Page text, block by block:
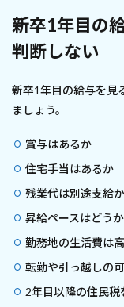
新卒1年目の
判断しない
新卒1年目の給与を見
ましょう。
賞与はあるか
住宅手当はあるか
残業代は別途支給
昇給ペースはどうか
勤務地の生活費は
転勤や引っ越しの
2年目以降の住民税